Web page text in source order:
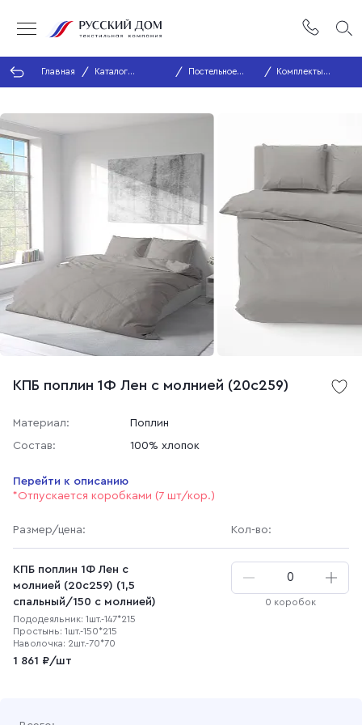
Главная
Каталог
продукции
Постельное
белье
Комплекты
постельного
КПБ поплин 1Ф Лен с молнией (20с259)
Материал:
Поплин
Состав:
100% хлопок
Перейти к описанию
*Отпускается коробками (7 шт/кор.)
Размер/цена: Кол-во:
КПБ поплин 1Ф Лен с
молнией (20с259) (1,5
спальный/150 с молнией)
Пододеяльник: 1шт.-147*215
Простынь: 1шт.-150*215
Наволочка: 2шт.-70*70
1 861 ₽/шт
0 коробок